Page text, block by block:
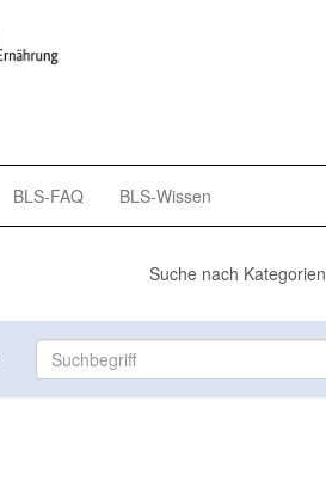
BLS-FAQ BLS-Wissen
Suche nach Kategorien